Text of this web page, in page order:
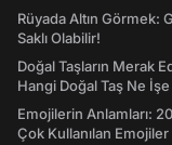
Rüyada Altın Görmek:
Saklı Olabilir!
Doğal Taşların Merak
Hangi Doğal Taş Ne İşe
Emojilerin Anlamları:
Çok Kullanılan Emojiler